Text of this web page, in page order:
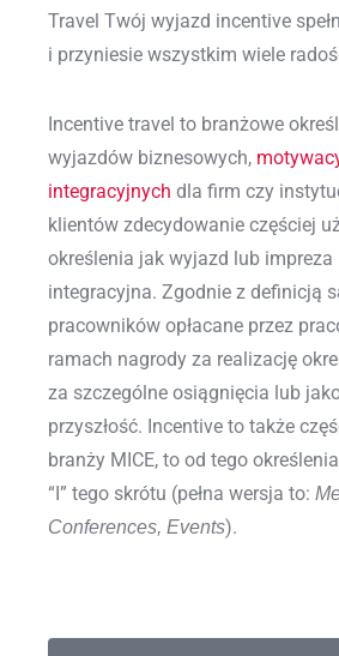
Travel Twój wyjazd incentive
i przyniesie wszystkim wiele
Incentive travel to branżowe
wyjazdów biznesowych,
integracyjnych dla firm czy
klientów zdecydowanie częściej
określenia jak wyjazd lub
integracyjna. Zgodnie z definicją
pracowników opłacane przez
ramach nagrody za realizację
za szczególne osiągnięcia lub
przyszłość. Incentive to także
branży MICE, to od tego
“I” tego skrótu (pełna wersja to:
Conferences, Events).